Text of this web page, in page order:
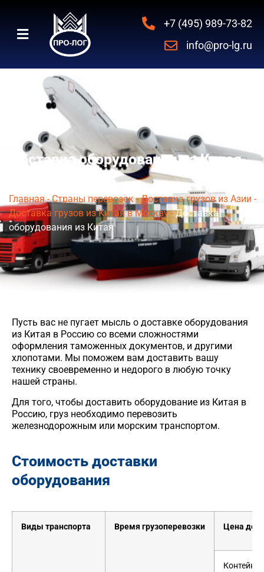
+7 (495) 989-73-82
info@pro-lg.ru
Доставка оборудования из Китая
Главная-Страны перевозок-Доставка грузов из Азии -
Доставка грузов из Китая в Москву-Доставка
оборудования из Китая
Пусть вас не пугает мысль о доставке оборудования
из Китая в Россию со всеми сложностями
оформления таможенных документов, и другими
хлопотами. Мы поможем вам доставить вашу
технику своевременно и недорого в любую точку
нашей страны.
Для того, чтобы доставить оборудование из Китая в
Россию, груз необходимо перевозить
железнодорожным или морским транспортом.
Стоимость доставки
оборудования
Виды транспорта Время грузоперевозки Цена